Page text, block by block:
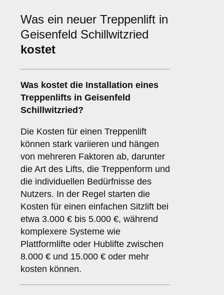
Was ein neuer Treppenlift in
Geisenfeld Schillwitzried
kostet
Was kostet die Installation eines
Treppenlifts in Geisenfeld
Schillwitzried?
Die Kosten für einen Treppenlift
können stark variieren und hängen
von mehreren Faktoren ab, darunter
die Art des Lifts, die Treppenform und
die individuellen Bedürfnisse des
Nutzers. In der Regel starten die
Kosten für einen einfachen Sitzlift bei
etwa 3.000 € bis 5.000 €, während
komplexere Systeme wie
Plattformlifte oder Hublifte zwischen
8.000 € und 15.000 € oder mehr
kosten können.